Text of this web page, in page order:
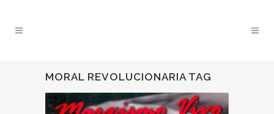
MORAL REVOLUCIONARIA TAG